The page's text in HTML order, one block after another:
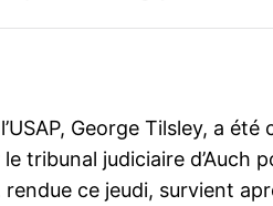
George Tilsley, a
tribunal judiciaire d’Auch
ce jeudi, survient